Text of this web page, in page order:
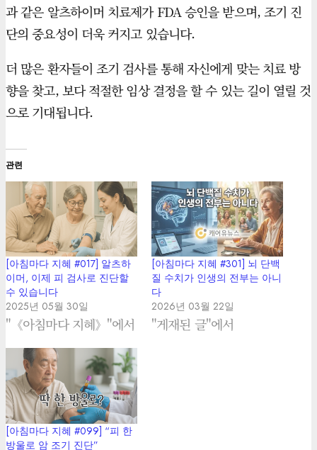
과 같은 알츠하이머 치료제가 FDA 승인을 받으며, 조기 진
단의 중요성이 더욱 커지고 있습니다.
더 많은 환자들이 조기 검사를 통해 자신에게 맞는 치료 방
향을 찾고, 보다 적절한 임상 결정을 할 수 있는 길이 열릴 것
으로 기대됩니다.
관련
[아침마다 지혜 #017] 알츠하
이머, 이제 피 검사로 진단할
수 있습니다
2025년 05월 30일
"《아침마다 지혜》"에서
[아침마다 지혜 #301] 뇌 단백
질 수치가 인생의 전부는 아니
다
2026년 03월 22일
"게재된 글"에서
[아침마다 지혜 #099] “피 한
방울로 암 조기 진단”